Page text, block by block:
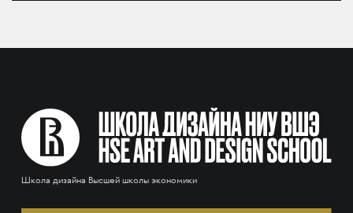
Школа дизайна Высшей школы экономики